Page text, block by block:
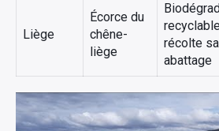
Liège
Écorce du
chêne-
liège
récolte
abattage